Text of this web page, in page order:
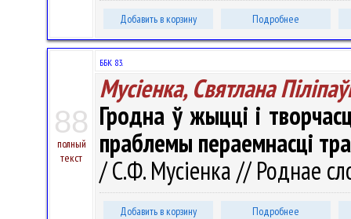
Добавить в корзину Подробнее
88
полный
текст
ББК 83.
Мусіенка, Святлана
Гродна ў жыцці і
праблемы пераемнасці
/ С.Ф. Мусіенка // Роднае
Добавить в корзину Подробнее